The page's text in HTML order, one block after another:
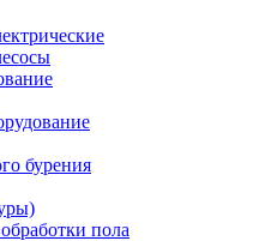
бурения
пола